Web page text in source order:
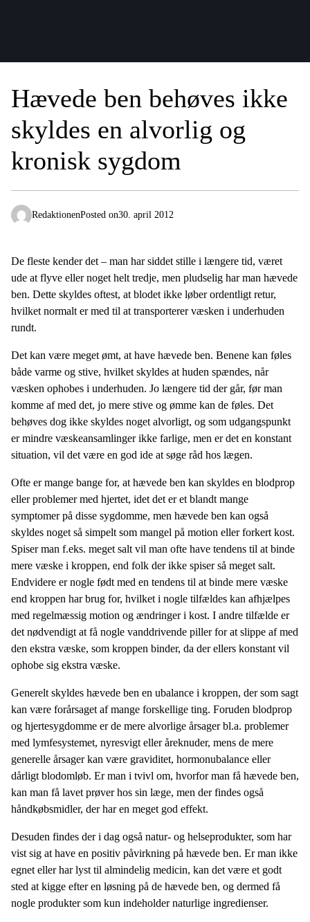
Hævede ben behøves ikke
skyldes en alvorlig og
kronisk sygdom
RedaktionenPosted on30. april 2012
De fleste kender det – man har siddet stille i længere tid, været
ude at flyve eller noget helt tredje, men pludselig har man hævede
ben. Dette skyldes oftest, at blodet ikke løber ordentligt retur,
hvilket normalt er med til at transporterer væsken i underhuden
rundt.
Det kan være meget ømt, at have hævede ben. Benene kan føles
både varme og stive, hvilket skyldes at huden spændes, når
væsken ophobes i underhuden. Jo længere tid der går, før man
komme af med det, jo mere stive og ømme kan de føles. Det
behøves dog ikke skyldes noget alvorligt, og som udgangspunkt
er mindre væskeansamlinger ikke farlige, men er det en konstant
situation, vil det være en god ide at søge råd hos lægen.
Ofte er mange bange for, at hævede ben kan skyldes en blodprop
eller problemer med hjertet, idet det er et blandt mange
symptomer på disse sygdomme, men hævede ben kan også
skyldes noget så simpelt som mangel på motion eller forkert kost.
Spiser man f.eks. meget salt vil man ofte have tendens til at binde
mere væske i kroppen, end folk der ikke spiser så meget salt.
Endvidere er nogle født med en tendens til at binde mere væske
end kroppen har brug for, hvilket i nogle tilfældes kan afhjælpes
med regelmæssig motion og ændringer i kost. I andre tilfælde er
det nødvendigt at få nogle vanddrivende piller for at slippe af med
den ekstra væske, som kroppen binder, da der ellers konstant vil
ophobe sig ekstra væske.
Generelt skyldes hævede ben en ubalance i kroppen, der som sagt
kan være forårsaget af mange forskellige ting. Foruden blodprop
og hjertesygdomme er de mere alvorlige årsager bl.a. problemer
med lymfesystemet, nyresvigt eller åreknuder, mens de mere
generelle årsager kan være graviditet, hormonubalance eller
dårligt blodomløb. Er man i tvivl om, hvorfor man få hævede ben,
kan man få lavet prøver hos sin læge, men der findes også
håndkøbsmidler, der har en meget god effekt.
Desuden findes der i dag også natur- og helseprodukter, som har
vist sig at have en positiv påvirkning på hævede ben. Er man ikke
egnet eller har lyst til almindelig medicin, kan det være et godt
sted at kigge efter en løsning på de hævede ben, og dermed få
nogle produkter som kun indeholder naturlige ingredienser.